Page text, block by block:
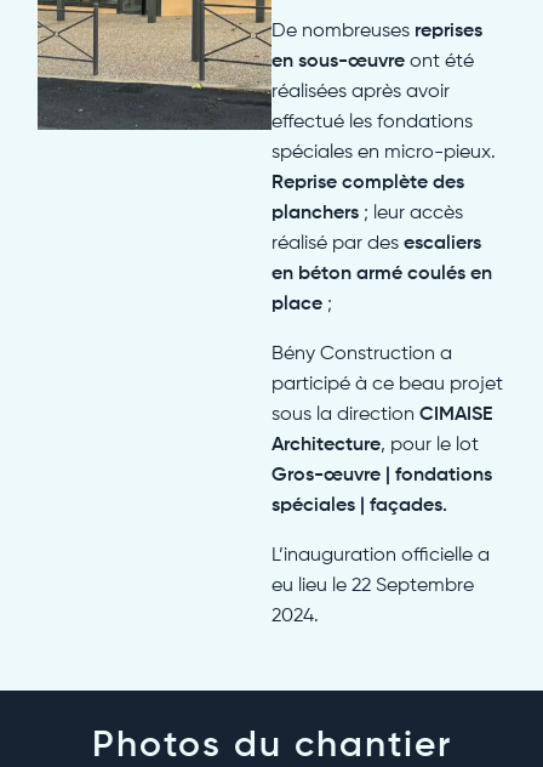
De nombreuses reprises
en sous-œuvre ont été
réalisées après avoir
effectué les fondations
spéciales en micro-pieux.
Reprise complète des
planchers ; leur accès
réalisé par des escaliers
en béton armé coulés en
place ;
Bény Construction a
participé à ce beau projet
sous la direction CIMAISE
Architecture, pour le lot
Gros-œuvre | fondations
spéciales | façades.
L’inauguration officielle a
eu lieu le 22 Septembre
2024.
Photos du chantier